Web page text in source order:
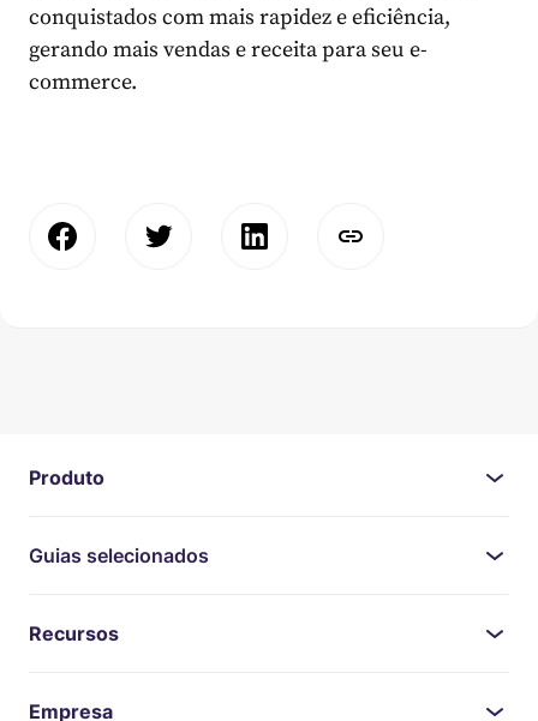
conquistados com mais rapidez e eficiência,
gerando mais vendas e receita para seu e-
commerce.
Produto
Guias selecionados
Recursos
Empresa